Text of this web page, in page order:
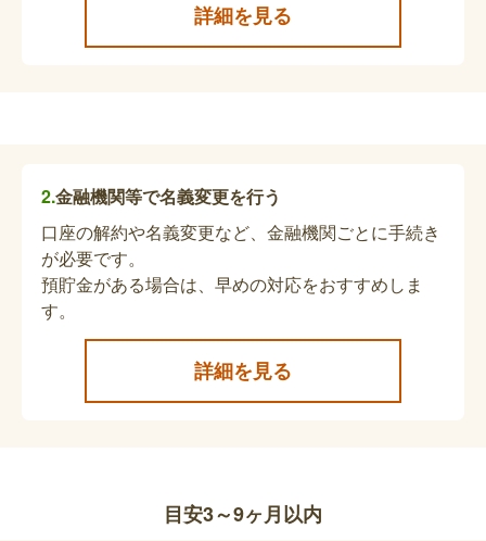
認可保育所等の認定変更申請
認可保育所等に登録している世帯構成や住所、氏名
に変更があった場合、変更の届出が必要になりま
す。詳細はお問い合わせください。
児童手当の受給事由消滅申請・新規認定請求
の手続き
者として申請することができます。ただし、新しい
受給者が公務員の場合は、職場での申請となりま
詳細を見る
金融機関等で名義変更を行う
口座の解約や名義変更など、金融機関ごとに手続き
が必要です。
預貯金がある場合は、早めの対応をおすすめしま
す。
詳細を見る
目安3～9ヶ月以内